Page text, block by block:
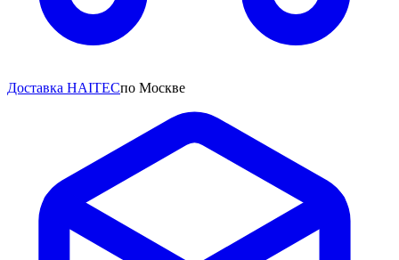
Доставка HAITECпо Москве